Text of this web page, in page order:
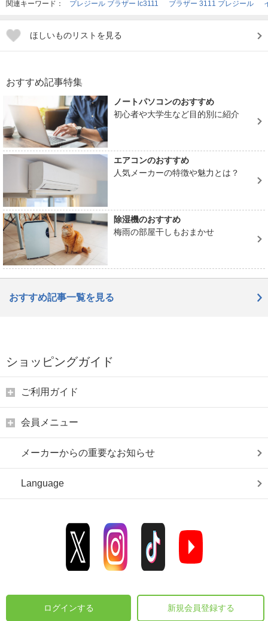
関連キーワード： プレジール ブラザー lc3111 ブラザー 3111 プレジール
ほしいものリストを見る
おすすめ記事特集
ノートパソコンのおすすめ
初心者や大学生など目的別に紹介
エアコンのおすすめ
人気メーカーの特徴や魅力とは？
除湿機のおすすめ
梅雨の部屋干しもおまかせ
おすすめ記事一覧を見る
ショッピングガイド
ご利用ガイド
会員メニュー
メーカーからの重要なお知らせ
Language
ログインする 新規会員登録する